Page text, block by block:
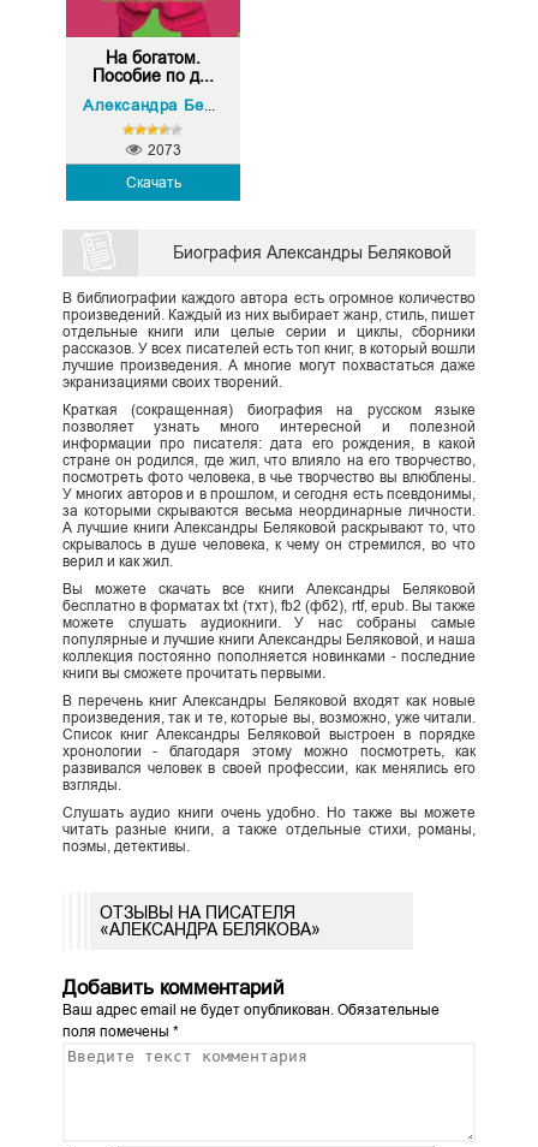
На богатом.
Пособие по д...
Александра Белякова
Скачать
2073
Биография Александры Беляковой
В библиографии каждого автора есть огромное количество
произведений. Каждый из них выбирает жанр, стиль, пишет
отдельные книги или целые серии и циклы, сборники
рассказов. У всех писателей есть топ книг, в который вошли
лучшие произведения. А многие могут похвастаться даже
экранизациями своих творений.
Краткая (сокращенная) биография на русском языке
позволяет узнать много интересной и полезной
информации про писателя: дата его рождения, в какой
стране он родился, где жил, что влияло на его творчество,
посмотреть фото человека, в чье творчество вы влюблены.
У многих авторов и в прошлом, и сегодня есть псевдонимы,
за которыми скрываются весьма неординарные личности.
А лучшие книги Александры Беляковой раскрывают то, что
скрывалось в душе человека, к чему он стремился, во что
верил и как жил.
Вы можете скачать все книги Александры Беляковой
бесплатно в форматах txt (тхт), fb2 (фб2), rtf, epub. Вы также
можете слушать аудиокниги. У нас собраны самые
популярные и лучшие книги Александры Беляковой, и наша
коллекция постоянно пополняется новинками - последние
книги вы сможете прочитать первыми.
В перечень книг Александры Беляковой входят как новые
произведения, так и те, которые вы, возможно, уже читали.
Список книг Александры Беляковой выстроен в порядке
хронологии - благодаря этому можно посмотреть, как
развивался человек в своей профессии, как менялись его
взгляды.
Слушать аудио книги очень удобно. Но также вы можете
читать разные книги, а также отдельные стихи, романы,
поэмы, детективы.
ОТЗЫВЫ НА ПИСАТЕЛЯ
«АЛЕКСАНДРА БЕЛЯКОВА»
Добавить комментарий
Ваш адрес email не будет опубликован.Обязательные
поля помечены *